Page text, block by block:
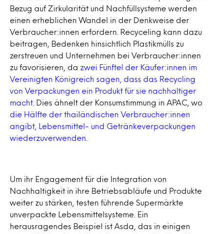
Bezug auf Zirkularität und Nachfüllsysteme werden
einen erheblichen Wandel in der Denkweise der
Verbraucher:innen erfordern. Recyceling kann dazu
beitragen, Bedenken hinsichtlich Plastikmülls zu
zerstreuen und Unternehmen bei Verbraucher:innen
zu favorisieren, da zwei Fünftel der Käufer:innen im
Vereinigten Königreich sagen, dass das Recycling
von Verpackungen ein Produkt für sie nachhaltiger
macht . Dies ähnelt der Konsumstimmung in APAC, wo
die Hälfte der thailändischen Verbraucher:innen
angibt, Lebensmittel- und Getränkeverpackungen
wiederzuverwenden
Um ihr Engagement für die Integration von
Nachhaltigkeit in ihre Betriebsabläufe und Produkte
weiter zu stärken, testen führende Supermärkte
unverpackte Lebensmittelsysteme. Ein
herausragendes Beispiel ist Asda, das in einigen